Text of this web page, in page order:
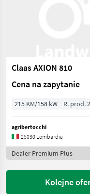
Claas AXION 810
Cena na zapytanie
215 KM/158 kW R. prod.
agribertocchi
25030 Lombardia
Dealer Premium Plus
Kolejne